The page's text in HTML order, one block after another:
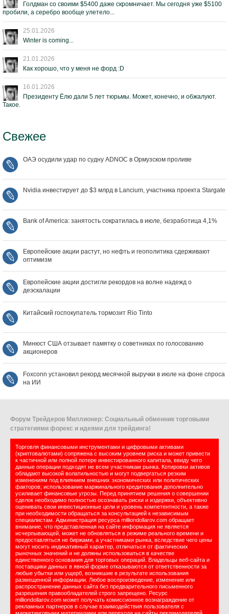
Голдман со своими $5400 даже скромничает. Мы сегодня уже $5100
пробили, а серебро вообще улетело...
25.01.2026
Winter is coming...
21.01.2026
Как хорошо, что у меня не форд :D
16.01.2026
Президенту Ёлю дали 5 лет тюрьмы. Может, конечно, и обжалуют.
Такое.
Свежее
ОАЭ осудили удар по судну ADNOC в Ормузском проливе
Nvidia инвестирует до $3 млрд в Lancium, участника проекта Stargate
Bank of America: занятость сократилась в июле, безработица 4,1%
Европейские акции растут, но нефть и геополитика сдерживают
оптимизм
Европейские акции достигли рекордов на волне надежд о
деэскалации
Китайский госпокупатель тормозит Rio Tinto
Минюст США отзывает памятку о советниках по голосованию
акционеров
Foxconn установил рекорд месячной выручки в июле на фоне спроса
на ИИ
Форум Трейдеров Миллионер: Социальный обменник торговыми
стратегиями форекс и идеями для трейдинга!
Торговля финансовыми инструментами и цифровыми активами
(криптовалютами) сопряжена с высоким уровнем риска и может привести
к частичной или полной потере инвестированного капитала, ввиду чего
данные операции подходят не всем участникам рынка. Котировки активов
обладают высокой волатильностью и могут подвергаться резким
изменениям под влиянием внешних экономических или политических
факторов; использование маржинального кредитования дополнительно
усиливает финансовые угрозы. Перед принятием решения о совершении
сделок необходимо полностью осознавать риски и издержки, объективно
оценивать свои инвестиционные цели и уровень компетентности, а также
при необходимости обращаться за консультацией к независимым
специалистам. Администрация ресурса milliondollarov.com обращает
внимание, что представленная на сайте информация не является
исчерпывающей, может не обновляться в режиме реального времени и
предоставляться не биржами, а участниками рынка, вследствие чего цены
могут носить индикативный характер, отличаться от фактических
рыночных значений и не должны использоваться в качестве
единственного основания для торговых операций. Владельцы веб-сайта и
поставщики данных в явной форме отказываются от ответственности за
любые убытки или ущерб, возникшие в результате использования
размещенной информации. Любое воспроизведение, изменение или
распространение данных сайта без предварительного письменного
разрешения правообладателей строго запрещено. Ресурс
milliondollarov.com может получать комиссионное вознаграждение от
рекламных партнеров в случае взаимодействия пользователя с